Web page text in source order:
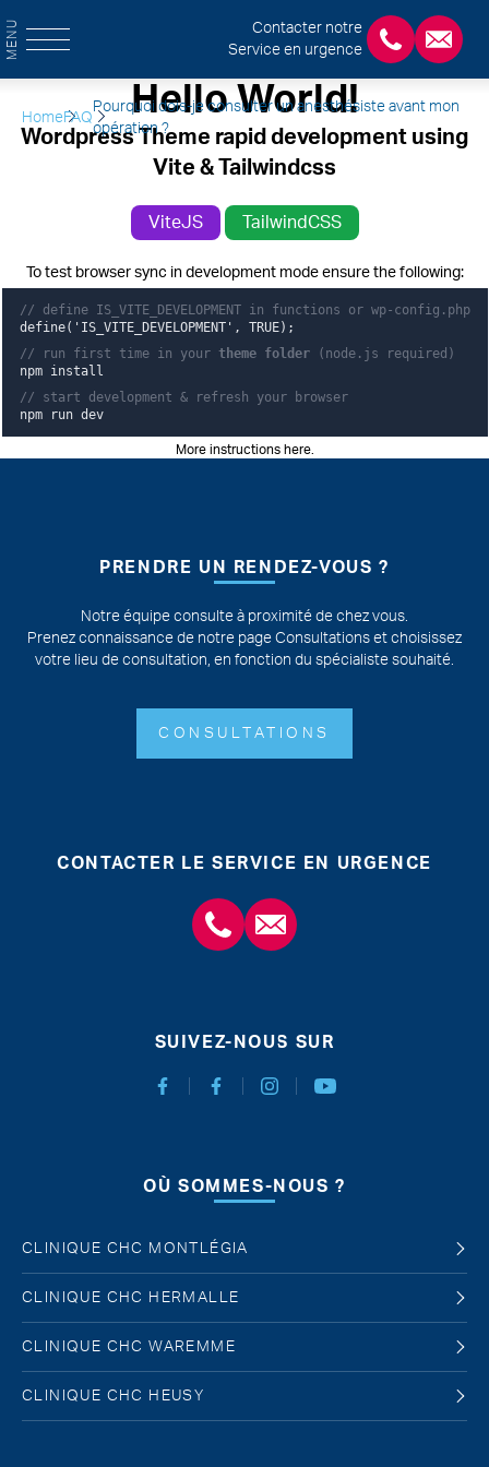
MENU
Contacter notre
Service en urgence
+3243554120
Home FAQ
Pourquoi dois-je consulter un anesthésiste avant mon
opération ?
Hello World!
Wordpress Theme rapid development using
Vite & Tailwindcss
ViteJS TailwindCSS
To test browser sync in development mode ensure the following:
// define IS_VITE_DEVELOPMENT in functions or wp-config.php
define('IS_VITE_DEVELOPMENT', TRUE);
// run first time in your theme folder(node.js required)
npm install
// start development & refresh your browser
npm run dev
More instructions here.
PRENDRE UN RENDEZ-VOUS ?
Notre équipe consulte à proximité de chez vous.
Prenez connaissance de notre page Consultations et choisissez
votre lieu de consultation, en fonction du spécialiste souhaité.
CONSULTATIONS
CONTACTER LE SERVICE EN URGENCE
+3243554120chirabdomle@chc.be
SUIVEZ-NOUS SUR
Facebook Chirurgie Abdominale
Facebook Chirurgie de l'obésité
InstagramYoutube
OÙ SOMMES-NOUS ?
CLINIQUE CHC MONTLÉGIA
CLINIQUE CHC HERMALLE
CLINIQUE CHC WAREMME
CLINIQUE CHC HEUSY